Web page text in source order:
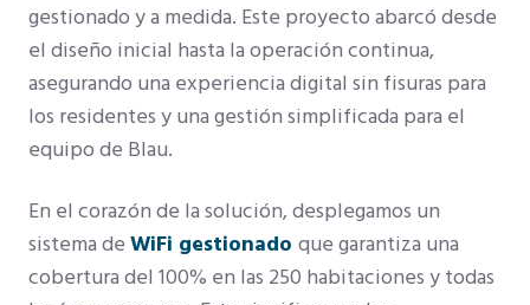
gestionado y a medida. Este proyecto abarcó desde
el diseño inicial hasta la operación continua,
asegurando una experiencia digital sin fisuras para
los residentes y una gestión simplificada para el
equipo de Blau.
En el corazón de la solución, desplegamos un
sistema de WiFi gestionado que garantiza una
cobertura del 100% en las 250 habitaciones y todas